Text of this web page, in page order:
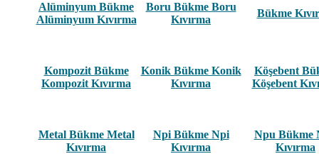
Alüminyum Bükme
Alüminyum Kıvırma
Boru Bükme Boru
Kıvırma
Bükme
Kompozit Bükme
Kompozit Kıvırma
Konik Bükme Konik
Kıvırma
Köşebent
Köşebent
Metal Bükme Metal
Kıvırma
Npi Bükme Npi
Kıvırma
Npu Bükme
Kıvırma